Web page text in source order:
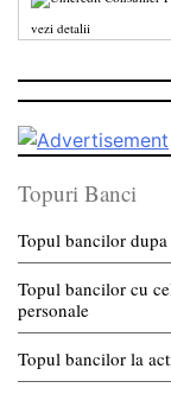
vezi detalii
Topuri Banci
Topul bancilor
Topul bancilor cu
personale
Topul bancilor la